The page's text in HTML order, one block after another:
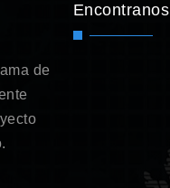
de
Encontranos